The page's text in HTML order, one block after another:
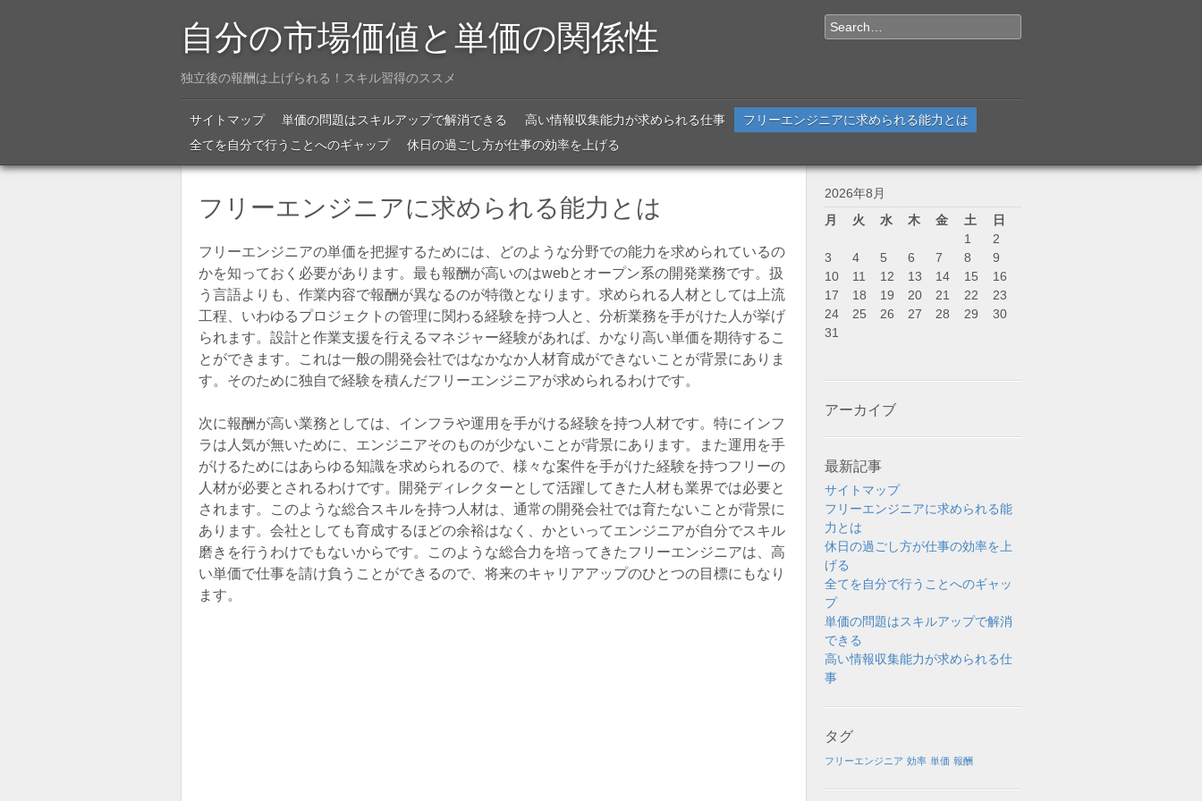
自分の市場価値と単価の関係性
独立後の報酬は上げられる！スキル習得のススメ
Search
Menu
SKIP TO CONTENT
サイトマップ 単価の問題はスキルアップで解消できる 高い情報収集能力が求められる仕事
フリーエンジニアに求められる能力とは
全てを自分で行うことへのギャップ
休日の過ごし方が仕事の効率を上げる
フリーエンジニアに求められる能力とは
フリーエンジニアの単価を把握するためには、どのような分野での能力を求められているの
かを知っておく必要があります。最も報酬が高いのはwebとオープン系の開発業務です。扱
う言語よりも、作業内容で報酬が異なるのが特徴となります。求められる人材としては上流
工程、いわゆるプロジェクトの管理に関わる経験を持つ人と、分析業務を手がけた人が挙げ
られます。設計と作業支援を行えるマネジャー経験があれば、かなり高い単価を期待するこ
とができます。これは一般の開発会社ではなかなか人材育成ができないことが背景にありま
す。そのために独自で経験を積んだフリーエンジニアが求められるわけです。
次に報酬が高い業務としては、インフラや運用を手がける経験を持つ人材です。特にインフ
ラは人気が無いために、エンジニアそのものが少ないことが背景にあります。また運用を手
がけるためにはあらゆる知識を求められるので、様々な案件を手がけた経験を持つフリーの
人材が必要とされるわけです。開発ディレクターとして活躍してきた人材も業界では必要と
されます。このような総合スキルを持つ人材は、通常の開発会社では育たないことが背景に
あります。会社としても育成するほどの余裕はなく、かといってエンジニアが自分でスキル
磨きを行うわけでもないからです。このような総合力を培ってきたフリーエンジニアは、高
い単価で仕事を請け負うことができるので、将来のキャリアアップのひとつの目標にもなり
ます。
2026年8月
月
火 水 木 金 土
日
1
2
3
4 5 6 7 8
9
10
11 12 13 14 15
16
17
18 19 20 21 22
23
24
25 26 27 28 29
30
31
アーカイブ
最新記事
サイトマップ
フリーエンジニアに求められる能
力とは
休日の過ごし方が仕事の効率を上
げる
全てを自分で行うことへのギャッ
プ
単価の問題はスキルアップで解消
できる
高い情報収集能力が求められる仕
事
タグ
フリーエンジニア 効率 単価 報酬